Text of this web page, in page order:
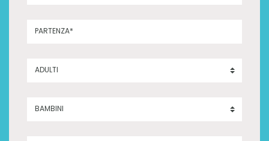
PARTENZA*
ADULTI
BAMBINI